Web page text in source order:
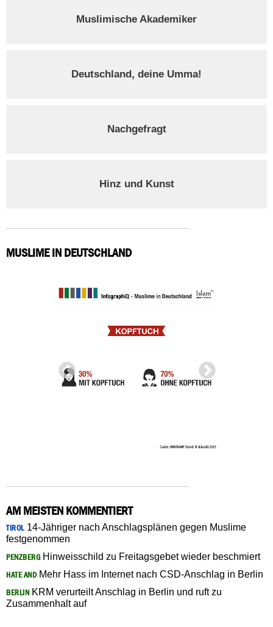
Muslimische Akademiker
Deutschland, deine Umma!
Nachgefragt
Hinz und Kunst
MUSLIME IN DEUTSCHLAND
AM MEISTEN KOMMENTIERT
TIROL14-Jähriger nach Anschlagsplänen gegen Muslime
festgenommen
PENZBERGHinweisschild zu Freitagsgebet wieder beschmiert
HATE ANDMehr Hass im Internet nach CSD-Anschlag in Berlin
BERLIN KRM verurteilt Anschlag in Berlin und ruft zu
Zusammenhalt auf